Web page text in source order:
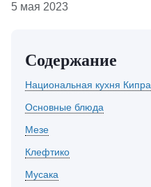
5 мая 2023
Содержание
Национальная кухня Кипра
Основные блюда
Мезе
Клефтико
Мусака